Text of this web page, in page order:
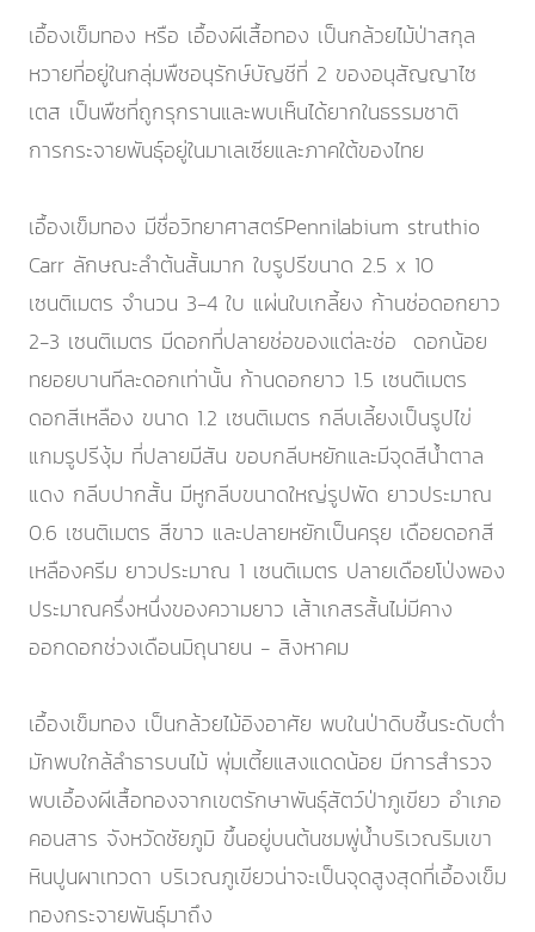
เอื้องเข็มทอง หรือ เอื้องผีเสื้อทอง เป็นกล้วยไม้ป่าสกุล
หวายที่อยู่ในกลุ่มพืชอนุรักษ์บัญชีที่ 2 ของอนุสัญญาไซ
เตส เป็นพืชที่ถูกรุกรานและพบเห็นได้ยากในธรรมชาติ
การกระจายพันธุ์อยู่ในมาเลเซียและภาคใต้ของไทย
เอื้องเข็มทอง มีชื่อวิทยาศาสตร์Pennilabium struthio
Carr ลักษณะลำต้นสั้นมาก ใบรูปรีขนาด 2.5 x 10
เซนติเมตร จำนวน 3-4 ใบ แผ่นใบเกลี้ยง ก้านช่อดอกยาว
2-3 เซนติเมตร มีดอกที่ปลายช่อของแต่ละช่อ ดอกน้อย
ทยอยบานทีละดอกเท่านั้น ก้านดอกยาว 1.5 เซนติเมตร
ดอกสีเหลือง ขนาด 1.2 เซนติเมตร กลีบเลี้ยงเป็นรูปไข่
แกมรูปรีงุ้ม ที่ปลายมีสัน ขอบกลีบหยักและมีจุดสีน้ำตาล
แดง กลีบปากสั้น มีหูกลีบขนาดใหญ่รูปพัด ยาวประมาณ
0.6 เซนติเมตร สีขาว และปลายหยักเป็นครุย เดือยดอกสี
เหลืองครีม ยาวประมาณ 1 เซนติเมตร ปลายเดือยโป่งพอง
ประมาณครึ่งหนึ่งของความยาว เส้าเกสรสั้นไม่มีคาง
ออกดอกช่วงเดือนมิถุนายน - สิงหาคม
เอื้องเข็มทอง เป็นกล้วยไม้อิงอาศัย พบในป่าดิบชื้นระดับต่ำ
มักพบใกล้ลำธารบนไม้ พุ่มเตี้ยแสงแดดน้อย มีการสำรวจ
พบเอื้องผีเสื้อทองจากเขตรักษาพันธุ์สัตว์ป่าภูเขียว อำเภอ
คอนสาร จังหวัดชัยภูมิ ขึ้นอยู่บนต้นชมพู่น้ำบริเวณริมเขา
หินปูนผาเทวดา บริเวณภูเขียวน่าจะเป็นจุดสูงสุดที่เอื้องเข็ม
ทองกระจายพันธุ์มาถึง